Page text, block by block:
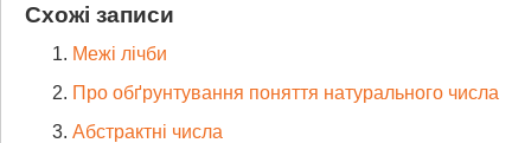
Схожі записи
Межі лічби
Про обґрунтування поняття натурального числа
Абстрактні числа